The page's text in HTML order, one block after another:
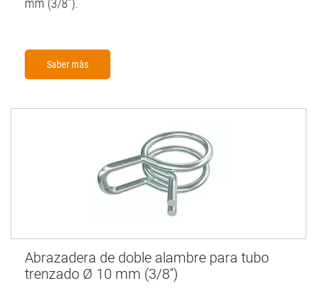
Saber màs
Abrazadera de doble alambre para tubo
trenzado Ø 10 mm (3/8'')